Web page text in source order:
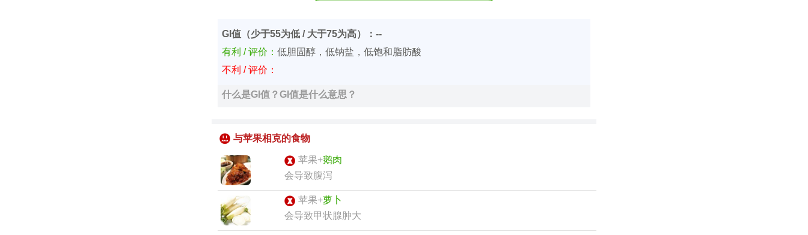
GI值（少于55为低 / 大于75为高）：--
有利 / 评价： 低胆固醇，低钠盐，低饱和脂肪酸
不利 / 评价：
什么是GI值？GI值是什么意思？
与苹果相克的食物
苹果+鹅肉
会导致腹泻
苹果+萝卜
会导致甲状腺肿大